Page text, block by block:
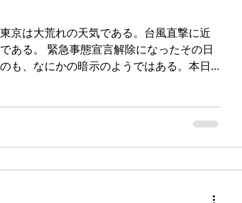
京は大荒れの天気である。台風直撃に近
ある。 緊急事態宣言解除になったその日
も、なにかの暗示のようではある。本日